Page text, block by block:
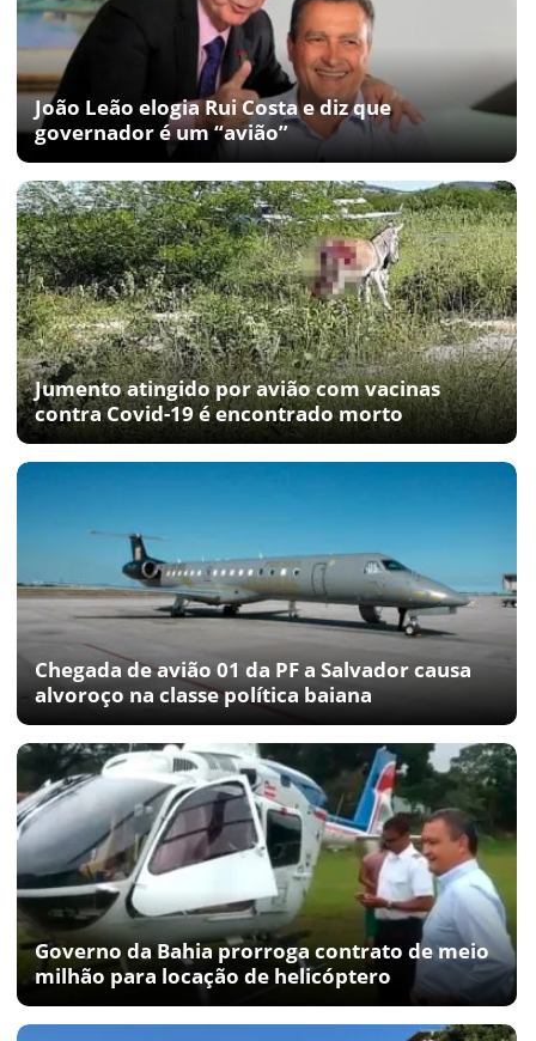
João Leão elogia Rui Costa e diz que
governador é um “avião”
Jumento atingido por avião com vacinas
contra Covid-19 é encontrado morto
Chegada de avião 01 da PF a Salvador causa
alvoroço na classe política baiana
Governo da Bahia prorroga contrato de meio
milhão para locação de helicóptero